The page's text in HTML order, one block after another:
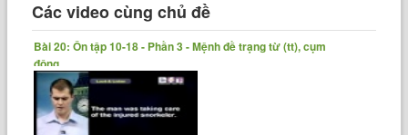
Các video cùng chủ đề
Bài 20: Ôn tập 10-18 - Phần 3 - Mệnh đề trạng từ (tt), cụm
động......